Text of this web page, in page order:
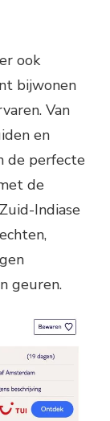
ook
bijwonen
Van
en
de perfecte
de
Indiase
geuren.